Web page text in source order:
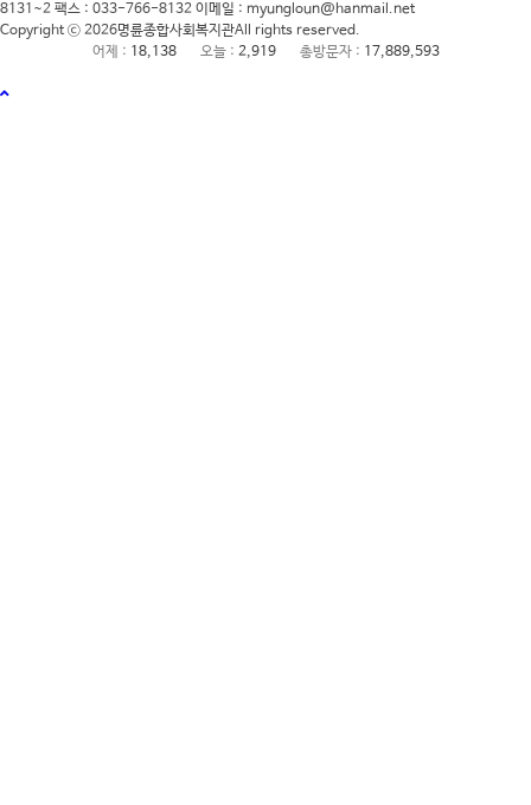
8131~2 팩스 : 033-766-8132 이메일 : myungloun@hanmail.net
Copyright ⓒ 2026명륜종합사회복지관All rights reserved.
어제 : 18,138 오늘 : 2,919 총방문자 : 17,889,593